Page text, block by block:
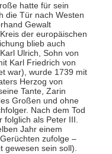
hatte für sein
die Tür nach Westen
Gewalt
der europäischen
blieb auch
Ulrich, Sohn von
Karl Friedrich von
war), wurde 1739 mit
Herzog von
Tante, Zarin
Großen und ohne
Nach dem Tod
folglich als Peter III.
Jahr einem
zufolge –
gewesen sein soll).